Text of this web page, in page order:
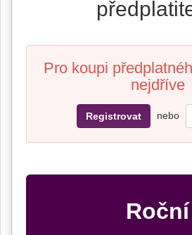
Pro koupi
nejdříve
Registrovat nebo
Roční